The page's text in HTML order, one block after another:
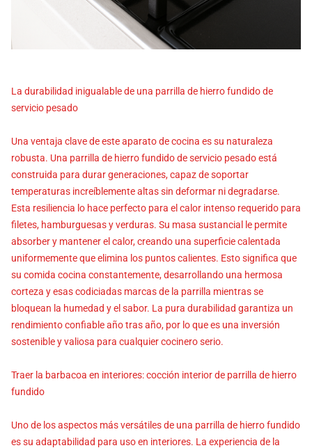
La durabilidad inigualable de una parrilla de hierro fundido de
servicio pesado
Una ventaja clave de este aparato de cocina es su naturaleza
robusta. Una parrilla de hierro fundido de servicio pesado está
construida para durar generaciones, capaz de soportar
temperaturas increíblemente altas sin deformar ni degradarse.
Esta resiliencia lo hace perfecto para el calor intenso requerido para
filetes, hamburguesas y verduras. Su masa sustancial le permite
absorber y mantener el calor, creando una superficie calentada
uniformemente que elimina los puntos calientes. Esto significa que
su comida cocina constantemente, desarrollando una hermosa
corteza y esas codiciadas marcas de la parrilla mientras se
bloquean la humedad y el sabor. La pura durabilidad garantiza un
rendimiento confiable año tras año, por lo que es una inversión
sostenible y valiosa para cualquier cocinero serio.
Traer la barbacoa en interiores: cocción interior de parrilla de hierro
fundido
Uno de los aspectos más versátiles de una parrilla de hierro fundido
es su adaptabilidad para uso en interiores. La experiencia de la